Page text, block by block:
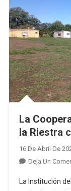
La
la Riestra
16 De Abril De
Deja Un
La Institución